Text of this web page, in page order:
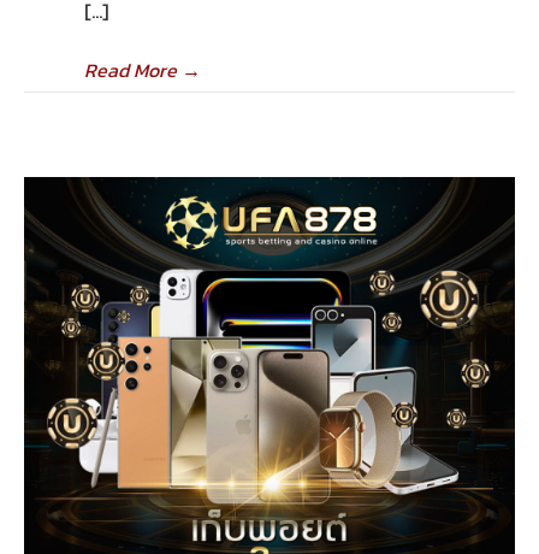
[…]
Read More→